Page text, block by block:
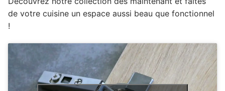
de votre cuisine un espace aussi beau que fonctionnel
!